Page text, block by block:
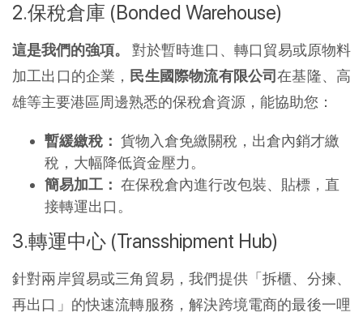
保稅倉庫 (Bonded Warehouse)
這是我們的強項。
對於暫時進口、轉口貿易或原物料
加工出口的企業， 民生國際物流有限公司在基隆、高
雄等主要港區周邊熟悉的保稅倉資源，能協助您：
暫緩繳稅： 貨物入倉免繳關稅，出倉內銷才繳
稅，大幅降低資金壓力。
簡易加工： 在保稅倉內進行改包裝、貼標，直
接轉運出口。
轉運中心 (Transshipment Hub)
針對兩岸貿易或三角貿易，我們提供「拆櫃、分揀、
再出口」的快速流轉服務，解決跨境電商的最後一哩